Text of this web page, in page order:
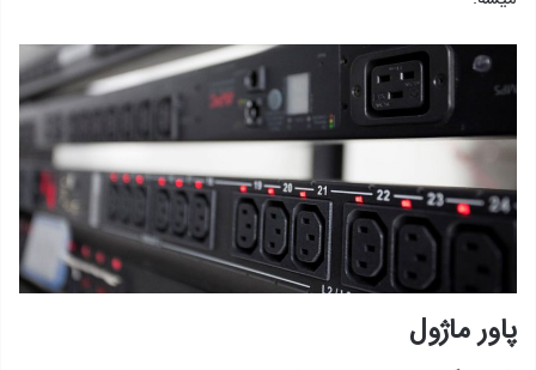
پاور ماژول